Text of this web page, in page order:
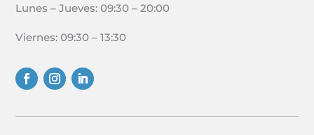
Lunes – Jueves:09:30 – 20:00
Viernes: 09:30 – 13:30